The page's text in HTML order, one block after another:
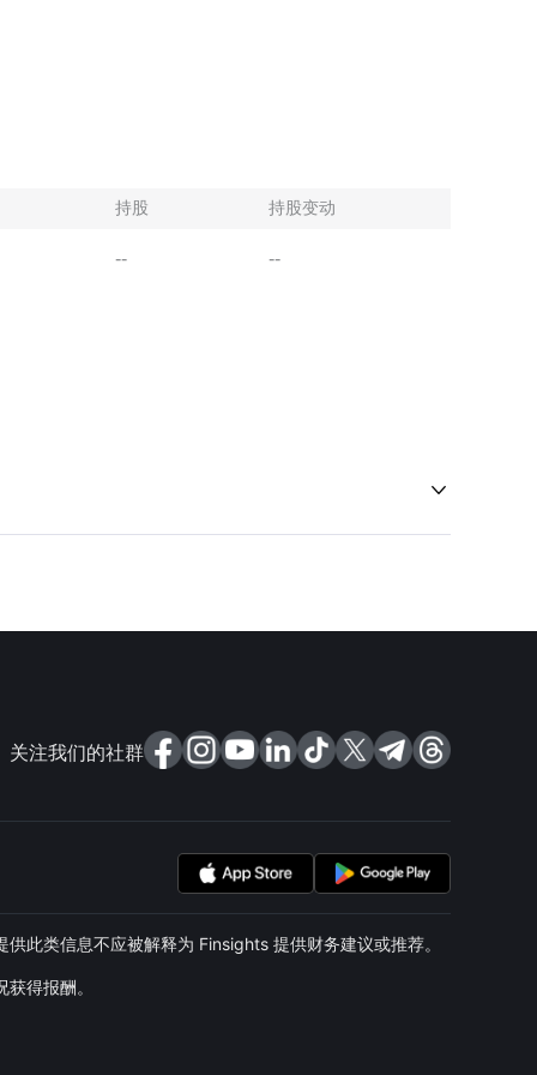
持股 持股变动
-- --

关注我们的社群
此类信息不应被解释为 Finsights 提供财务建议或推荐。
得报酬。